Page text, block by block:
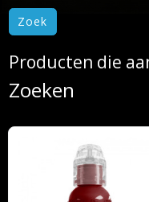
Producten die
Zoeken